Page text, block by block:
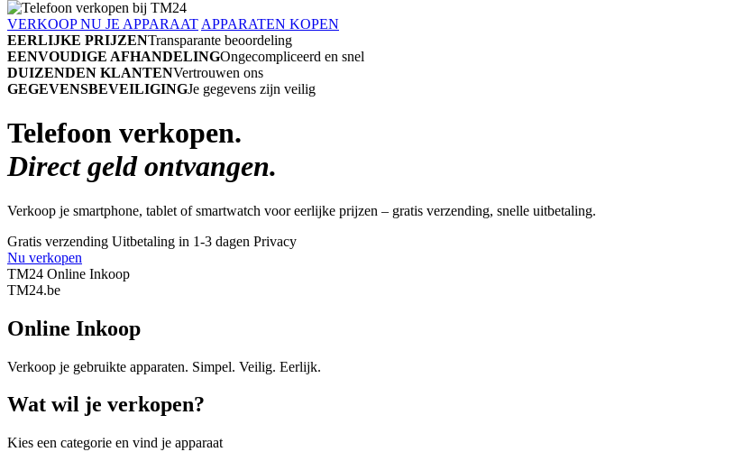
VERKOOP NU JE APPARAAT APPARATEN KOPEN
EERLIJKE PRIJZENTransparante beoordeling
EENVOUDIGE AFHANDELINGOngecompliceerd en snel
DUIZENDEN KLANTENVertrouwen ons
GEGEVENSBEVEILIGINGJe gegevens zijn veilig
Telefoon verkopen.
Direct geld ontvangen.
Verkoop je smartphone, tablet of smartwatch voor eerlijke prijzen – gratis verzending, snelle uitbetaling.
Gratis verzending Uitbetaling in 1-3 dagen Privacy
Nu verkopen
TM24 Online Inkoop
TM24.be
Online Inkoop
Verkoop je gebruikte apparaten. Simpel. Veilig. Eerlijk.
Wat wil je verkopen?
Kies een categorie en vind je apparaat